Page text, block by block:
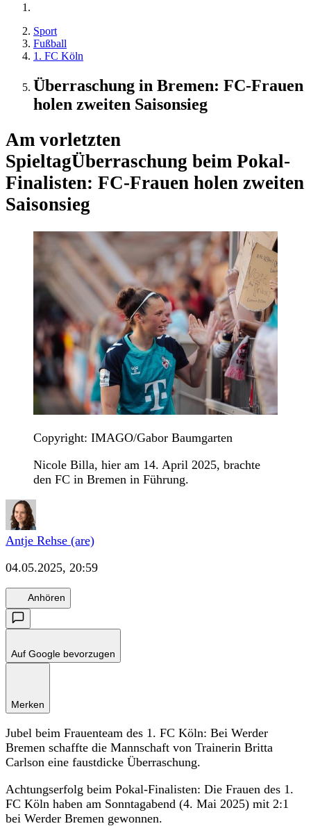
Sport
Fußball
1. FC Köln
Überraschung in Bremen: FC-Frauen
holen zweiten Saisonsieg
Am vorletzten
SpieltagÜberraschung beim Pokal-
Finalisten: FC-Frauen holen zweiten
Saisonsieg
Copyright: IMAGO/Gabor Baumgarten
Nicole Billa, hier am 14. April 2025, brachte
den FC in Bremen in Führung.
Antje Rehse (are)
04.05.2025, 20:59
Anhören
Auf Google bevorzugen
Merken
Jubel beim Frauenteam des 1. FC Köln: Bei Werder
Bremen schaffte die Mannschaft von Trainerin Britta
Carlson eine faustdicke Überraschung.
Achtungserfolg beim Pokal-Finalisten: Die Frauen des 1.
FC Köln haben am Sonntagabend (4. Mai 2025) mit 2:1
bei Werder Bremen gewonnen.